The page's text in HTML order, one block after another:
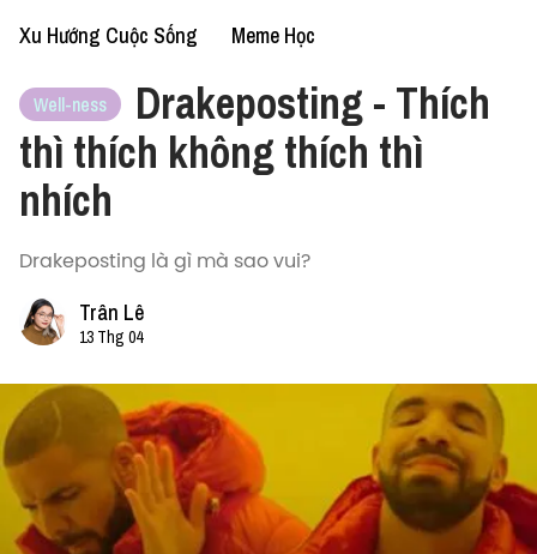
Xu Hướng Cuộc Sống Meme Học
Well-ness
Drakeposting - Thích
thì thích không thích thì
nhích
Drakeposting là gì mà sao vui?
Trân Lê
13 Thg 04